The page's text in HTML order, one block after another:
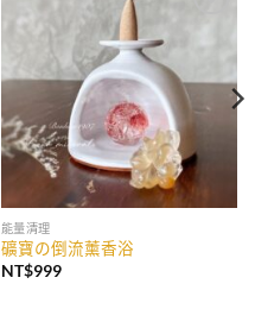
收藏
能量清理
礦寶の倒流薰香浴
NT$999